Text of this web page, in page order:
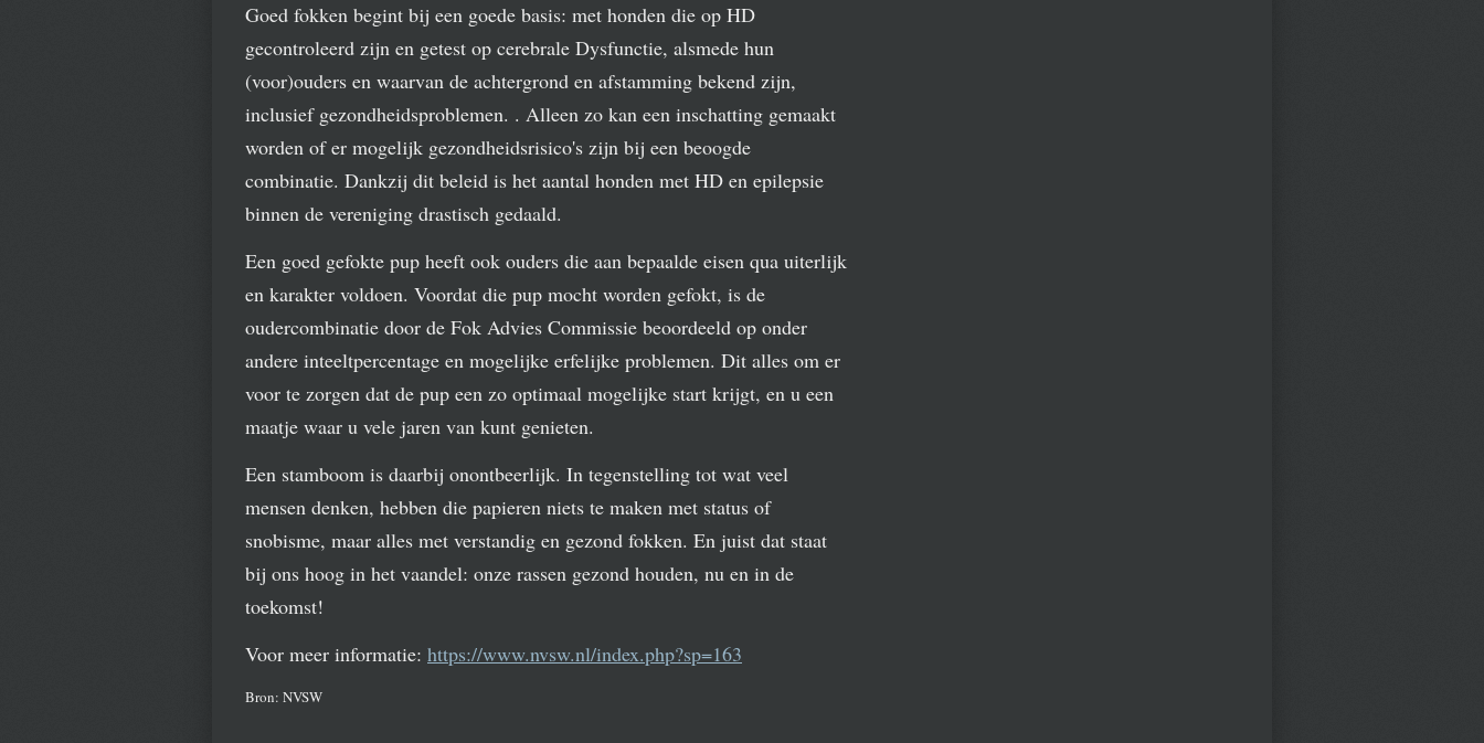
Goed fokken begint bij een goede basis: met honden die op HD
gecontroleerd zijn en getest op cerebrale Dysfunctie, alsmede hun
(voor)ouders en waarvan de achtergrond en afstamming bekend zijn,
inclusief gezondheidsproblemen. . Alleen zo kan een inschatting gemaakt
worden of er mogelijk gezondheidsrisico's zijn bij een beoogde
combinatie. Dankzij dit beleid is het aantal honden met HD en epilepsie
binnen de vereniging drastisch gedaald.
Een goed gefokte pup heeft ook ouders die aan bepaalde eisen qua uiterlijk
en karakter voldoen. Voordat die pup mocht worden gefokt, is de
oudercombinatie door de Fok Advies Commissie beoordeeld op onder
andere inteeltpercentage en mogelijke erfelijke problemen. Dit alles om er
voor te zorgen dat de pup een zo optimaal mogelijke start krijgt, en u een
maatje waar u vele jaren van kunt genieten.
Een stamboom is daarbij onontbeerlijk. In tegenstelling tot wat veel
mensen denken, hebben die papieren niets te maken met status of
snobisme, maar alles met verstandig en gezond fokken. En juist dat staat
bij ons hoog in het vaandel: onze rassen gezond houden, nu en in de
toekomst!
Voor meer informatie: https://www.nvsw.nl/index.php?sp=163
Bron: NVSW